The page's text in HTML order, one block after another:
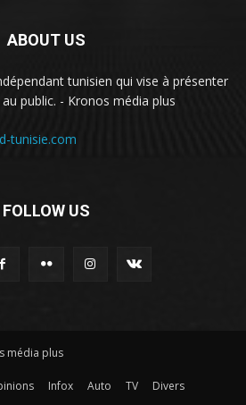
ABOUT US
tunisien qui vise à présenter
public. - Kronos média plus
tunisie.com
FOLLOW US
média plus
Infox Auto TV
Divers